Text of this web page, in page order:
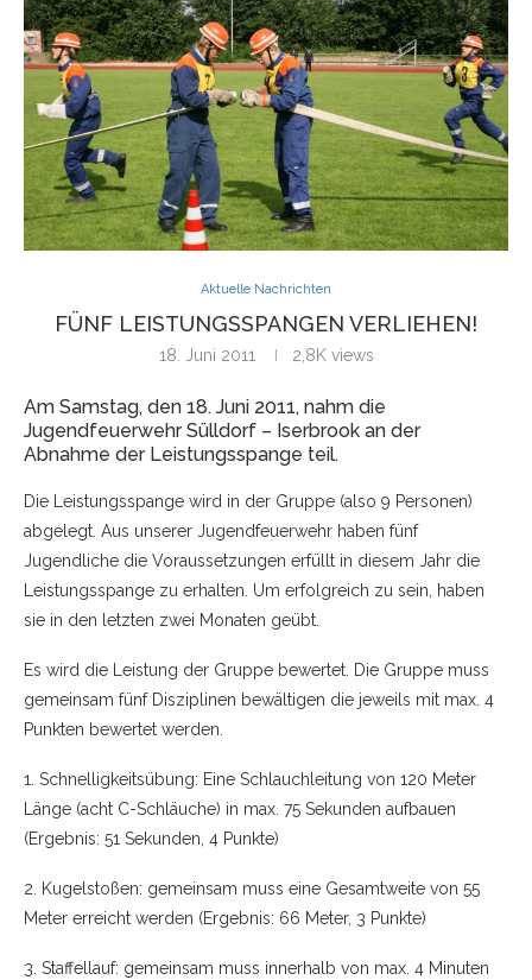
Aktuelle Nachrichten
FÜNF LEISTUNGSSPANGEN VERLIEHEN!
18. Juni 2011 2,8K views
Am Samstag, den 18. Juni 2011, nahm die
Jugendfeuerwehr Sülldorf – Iserbrook an der
Abnahme der Leistungsspange teil.
Die Leistungsspange wird in der Gruppe (also 9 Personen)
abgelegt. Aus unserer Jugendfeuerwehr haben fünf
Jugendliche die Voraussetzungen erfüllt in diesem Jahr die
Leistungsspange zu erhalten. Um erfolgreich zu sein, haben
sie in den letzten zwei Monaten geübt.
Es wird die Leistung der Gruppe bewertet. Die Gruppe muss
gemeinsam fünf Disziplinen bewältigen die jeweils mit max. 4
Punkten bewertet werden.
1. Schnelligkeitsübung: Eine Schlauchleitung von 120 Meter
Länge (acht C-Schläuche) in max. 75 Sekunden aufbauen
(Ergebnis: 51 Sekunden, 4 Punkte)
2. Kugelstoßen: gemeinsam muss eine Gesamtweite von 55
Meter erreicht werden (Ergebnis: 66 Meter, 3 Punkte)
3. Staffellauf: gemeinsam muss innerhalb von max. 4 Minuten